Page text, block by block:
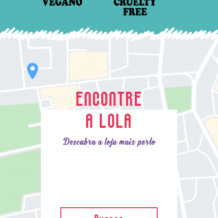
ENCONTRE
A LOLA
Descubra a loja mais perto